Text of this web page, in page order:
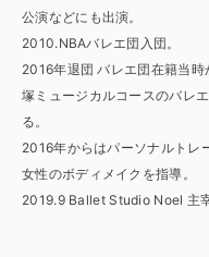
公演などにも出演。
2010.NBAバレエ団入団。
2016年退団 バレエ団在籍当
塚ミュージカルコースのバレ
る。
2016年からはパーソナルトレ
女性のボディメイクを指導。
2019.9 Ballet Studio Noel 主